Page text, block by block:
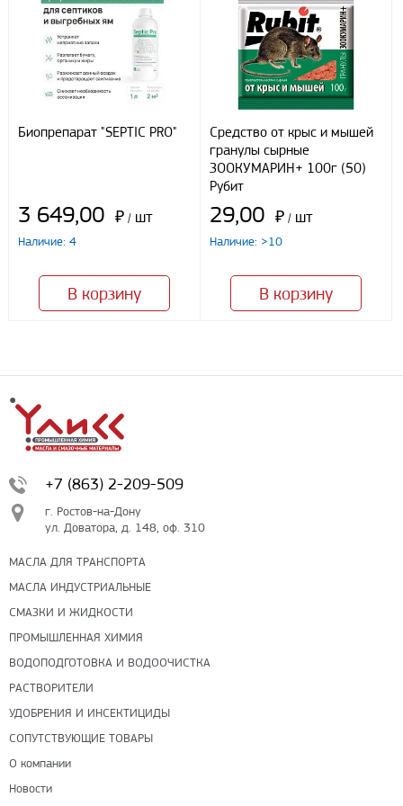
Отправить
Биопрепарат "SEPTIC PRO"
3 649,00 ₽ / шт
Наличие: 4
В корзину
Средство от крыс и мышей
гранулы сырные
ЗООКУМАРИН+ 100г (50)
Рубит
29,00 ₽ / шт
Наличие: >10
В корзину
+7 (863) 2-209-509
г. Ростов-на-Дону
ул. Доватора, д. 148, оф. 310
МАСЛА ДЛЯ ТРАНСПОРТА
МАСЛА ИНДУСТРИАЛЬНЫЕ
СМАЗКИ И ЖИДКОСТИ
ПРОМЫШЛЕННАЯ ХИМИЯ
ВОДОПОДГОТОВКА И ВОДООЧИСТКА
РАСТВОРИТЕЛИ
УДОБРЕНИЯ И ИНСЕКТИЦИДЫ
СОПУТСТВУЮЩИЕ ТОВАРЫ
О компании
Новости